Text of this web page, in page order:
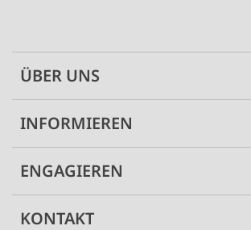
ÜBER UNS
INFORMIEREN
ENGAGIEREN
KONTAKT